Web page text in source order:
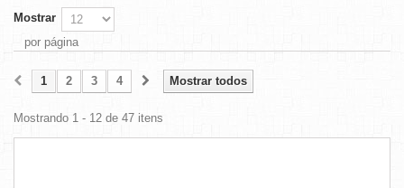
Mostrar
por página
Mostrar todos
1 2 3 4
Mostrando 1 - 12 de 47 itens